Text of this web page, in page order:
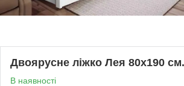
Двоярусне ліжко Лея 80х190
В наявності